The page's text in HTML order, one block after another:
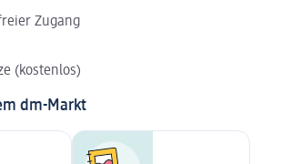
Zugang
(kostenlos)
dm-Markt